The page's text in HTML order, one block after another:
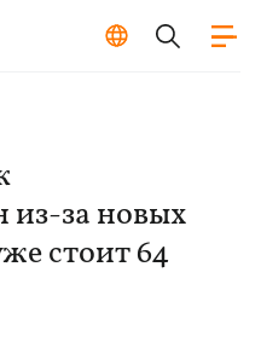
из-за новых
стоит 64